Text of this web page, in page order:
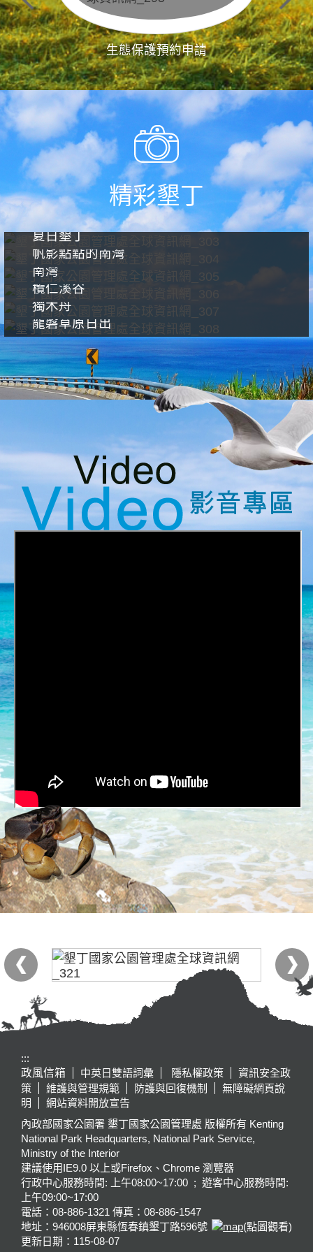
生態保護預約申請
精彩墾丁
夏日墾丁
帆影點點的南灣
南灣
欖仁溪谷
獨木舟
龍磐草原日出
:::
政風信箱
中英日雙語詞彙 隱私權政策
資訊安全政
策
維護與管理規範 防護與回復機制
無障礙網頁說
明
網站資料開放宣告
內政部國家公園署 墾丁國家公園管理處 版權所有 Kenting
National Park Headquarters, National Park Service,
Ministry of the Interior
建議使用IE9.0 以上或Firefox、Chrome 瀏覽器
行政中心服務時間: 上午08:00~17:00 ; 遊客中心服務時間:
上午09:00~17:00
電話：08-886-1321 傳真：08-886-1547
地址：946008屏東縣恆春鎮墾丁路596號
(點圖觀看)
更新日期： 115-08-07